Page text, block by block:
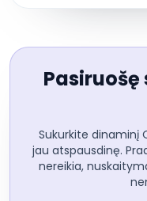
Pasiruošę
Sukurkite dinaminį
jau atspausdinę.
nereikia,